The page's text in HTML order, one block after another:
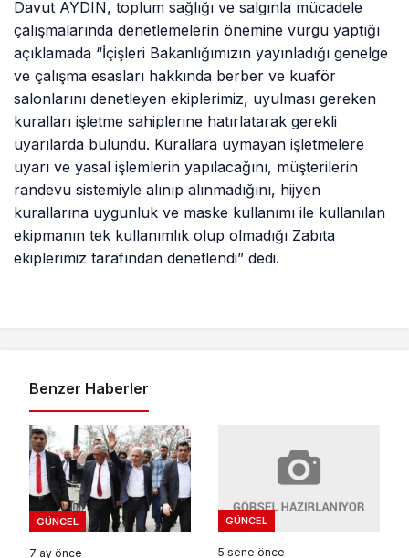
Davut AYDIN, toplum sağlığı ve salgınla mücadele
çalışmalarında denetlemelerin önemine vurgu yaptığı
açıklamada “İçişleri Bakanlığımızın yayınladığı genelge
ve çalışma esasları hakkında berber ve kuaför
salonlarını denetleyen ekiplerimiz, uyulması gereken
kuralları işletme sahiplerine hatırlatarak gerekli
uyarılarda bulundu. Kurallara uymayan işletmelere
uyarı ve yasal işlemlerin yapılacağını, müşterilerin
randevu sistemiyle alınıp alınmadığını, hijyen
kurallarına uygunluk ve maske kullanımı ile kullanılan
ekipmanın tek kullanımlık olup olmadığı Zabıta
ekiplerimiz tarafından denetlendi” dedi.
Benzer Haberler
GÜNCEL
7 ay önce
GÜNCEL
5 sene önce